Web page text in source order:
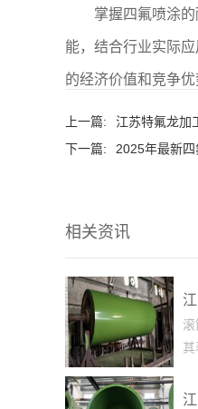
掌握四氟喷涂
能，结合行业实际
的经济价值和竞争优
上一篇:
江苏特氟龙加
下一篇:
2025年最新
相关资讯
其